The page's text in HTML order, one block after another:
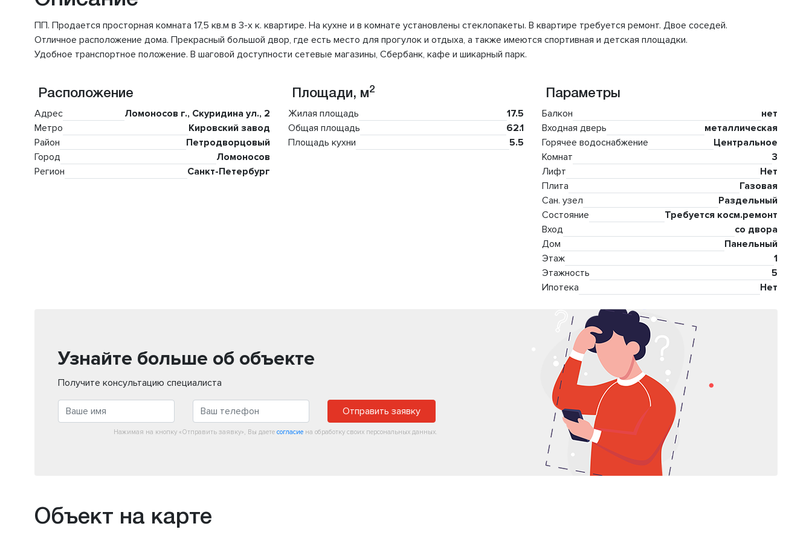
ПП. Продается просторная комната 17,5 кв.м в 3-х к. квартире. На кухне и в комнате установлены стеклопакеты. В квартире требуется ремонт. Двое соседей.
Отличное расположение дома. Прекрасный большой двор, где есть место для прогулок и отдыха, а также имеются спортивная и детская площадки.
Удобное транспортное положение. В шаговой доступности сетевые магазины, Сбербанк, кафе и шикарный парк.
Расположение
Адрес
Ломоносов г., Скуридина ул., 2
Метро
Кировский завод
Район
Петродворцовый
Город
Ломоносов
Регион
Санкт-Петербург
Площади, м2
Жилая площадь
17.5
Общая площадь
62.1
Площадь кухни
5.5
Параметры
Балкон
нет
Входная дверь
металлическая
Горячее водоснабжение
Центральное
Комнат
3
Лифт
Нет
Плита
Газовая
Сан. узел
Раздельный
Состояние
Требуется косм.ремонт
Вход
со двора
Дом
Панельный
Этаж
1
Этажность
5
Ипотека
Нет
Узнайте больше об объекте
Получите консультацию специалиста
Отправить заявку
Нажимая на кнопку «Отправить заявку», Вы даете согласиена обработку своих персональных данных.
Объект на карте